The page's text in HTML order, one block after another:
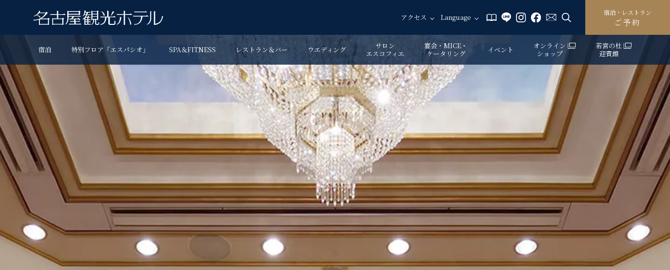
アクセス Language
宿泊・レストラン
ご予約
宿泊 特別フロア「エスパシオ」 SPA＆FITNESS レストラン＆バー ウエディング
サロン
エスコフィエ
宴会・MICE・
ケータリング
イベント
オンライン
ショップ
若宮の杜
迎賓館